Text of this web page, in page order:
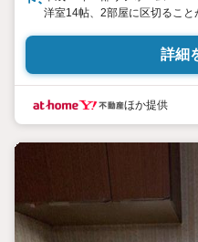
洋室14帖、2部屋に区切ること
詳細
ほか提供